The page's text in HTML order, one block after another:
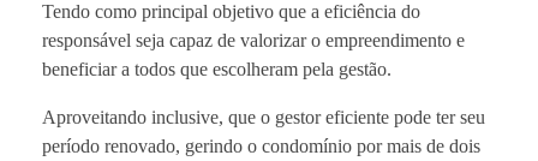
Tendo como principal objetivo que a eficiência do
responsável seja capaz de valorizar o empreendimento e
beneficiar a todos que escolheram pela gestão.
Aproveitando inclusive, que o gestor eficiente pode ter seu
período renovado, gerindo o condomínio por mais de dois